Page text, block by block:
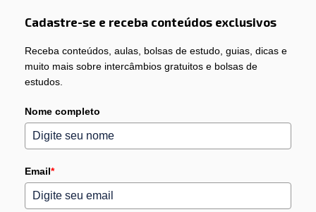
Cadastre-se e receba conteúdos exclusivos
Receba conteúdos, aulas, bolsas de estudo, guias, dicas e
muito mais sobre intercâmbios gratuitos e bolsas de
estudos.
Nome completo
Email*